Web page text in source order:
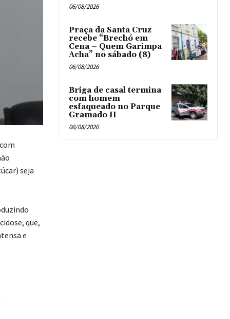
seja
que,
e
06/08/2026
Praça da Santa Cruz
recebe “Brechó em
Cena – Quem Garimpa
Acha” no sábado (8)
06/08/2026
Briga de casal termina
com homem
esfaqueado no Parque
Gramado II
06/08/2026